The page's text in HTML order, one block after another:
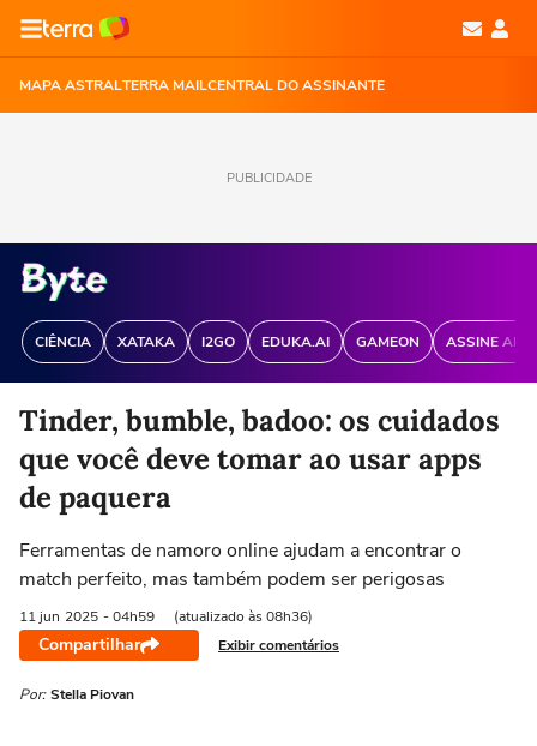
MAPA ASTRALTERRA MAILCENTRAL DO ASSINANTE
PUBLICIDADE
CIÊNCIA XATAKA I2GO EDUKA.AI GAMEON ASSINE
Tinder, bumble, badoo: os cuidados
que você deve tomar ao usar apps
de paquera
Ferramentas de namoro online ajudam a encontrar o
match perfeito, mas também podem ser perigosas
11 jun 2025 - 04h59 (atualizado às 08h36)
Compartilhar Exibir comentários
Por: Stella Piovan